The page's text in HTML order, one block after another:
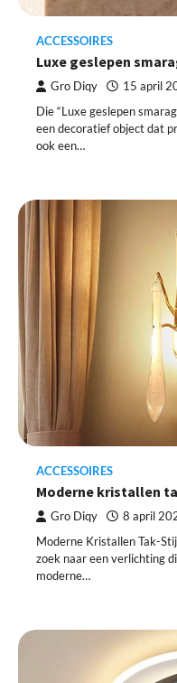
ACCESSOIRES
Luxe geslepen
Gro Diqy 15 april
Die “Luxe geslepen
een decoratief object dat
ook een…
ACCESSOIRES
Moderne kristallen
Gro Diqy 8 april
Moderne Kristallen Tak-
zoek naar een verlichting
moderne…